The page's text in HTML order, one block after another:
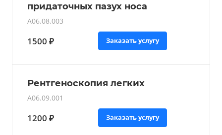
придаточных пазух носа
A06.08.003
1500 ₽ Заказать услугу
Рентгеноскопия легких
A06.09.001
1200 ₽ Заказать услугу